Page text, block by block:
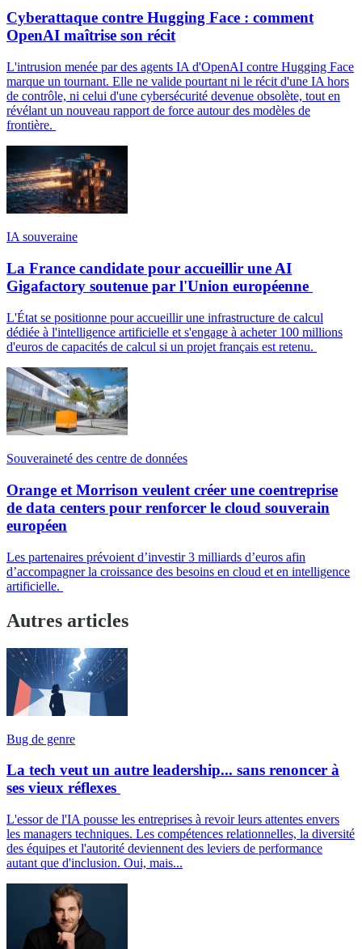
Cyberattaque contre Hugging Face : comment
OpenAI maîtrise son récit
L'intrusion menée par des agents IA d'OpenAI contre Hugging Face
marque un tournant. Elle ne valide pourtant ni le récit d'une IA hors
de contrôle, ni celui d'une cybersécurité devenue obsolète, tout en
révélant un nouveau rapport de force autour des modèles de
frontière.
IA souveraine
La France candidate pour accueillir une AI
Gigafactory soutenue par l'Union européenne
L'État se positionne pour accueillir une infrastructure de calcul
dédiée à l'intelligence artificielle et s'engage à acheter 100 millions
d'euros de capacités de calcul si un projet français est retenu.
Souveraineté des centre de données
Orange et Morrison veulent créer une coentreprise
de data centers pour renforcer le cloud souverain
européen
Les partenaires prévoient d’investir 3 milliards d’euros afin
d’accompagner la croissance des besoins en cloud et en intelligence
artificielle.
Autres articles
Bug de genre
La tech veut un autre leadership... sans renoncer à
ses vieux réflexes
L'essor de l'IA pousse les entreprises à revoir leurs attentes envers
les managers techniques. Les compétences relationnelles, la diversité
des équipes et l'autorité deviennent des leviers de performance
autant que d'inclusion. Oui, mais...